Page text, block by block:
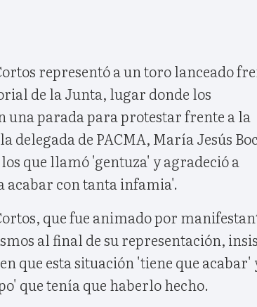
representó a un toro lanceado
de la Junta, lugar donde los
una parada para protestar frente a la
delegada de PACMA, María Jesús
que llamó 'gentuza' y agradeció a
acabar con tanta infamia'.
que fue animado por
al final de su representación,
que esta situación 'tiene que acabar'
que tenía que haberlo hecho.